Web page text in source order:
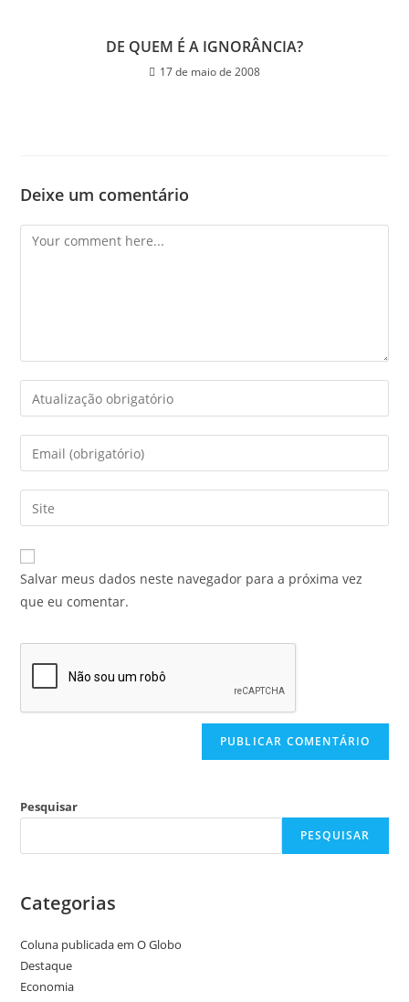
DE QUEM É A IGNORÂNCIA?
17 de maio de 2008
Deixe um comentário
Salvar meus dados neste navegador para a próxima vez
que eu comentar.
Pesquisar
PESQUISAR
Categorias
Coluna publicada em O Globo
Destaque
Economia